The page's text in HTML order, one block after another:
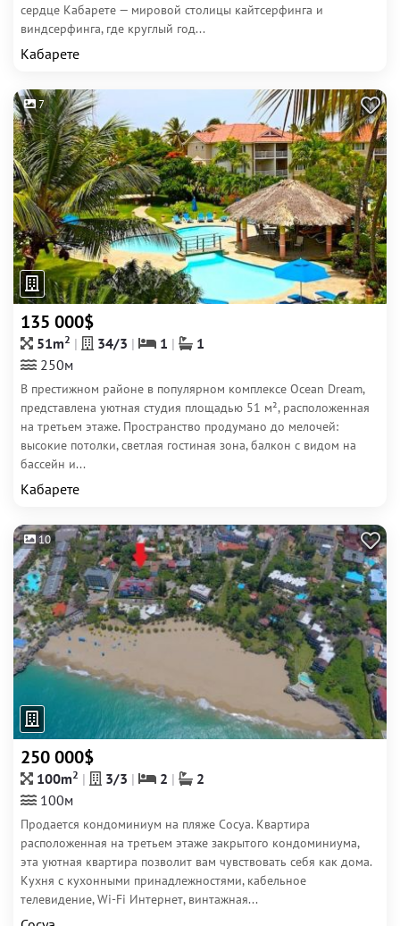
сердце Кабарете — мировой столицы кайтсерфинга и
виндсерфинга, где круглый год...
Кабарете
7
135 000$
51m2 34/3 1
1
250м
В престижном районе в популярном комплексе Ocean Dream,
представлена уютная студия площадью 51 м², расположенная
на третьем этаже. Пространство продумано до мелочей:
высокие потолки, светлая гостиная зона, балкон с видом на
бассейн и...
Кабарете
10
250 000$
100m2 3/3 2
2
100м
Продается кондоминиум на пляже Сосуа. Квартира
расположенная на третьем этаже закрытого кондоминиума,
эта уютная квартира позволит вам чувствовать себя как дома.
Кухня с кухонными принадлежностями, кабельное
телевидение, Wi-Fi Интернет, винтажная...